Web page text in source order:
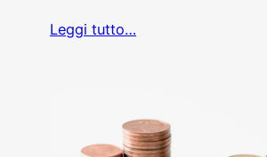
Leggi tutto…